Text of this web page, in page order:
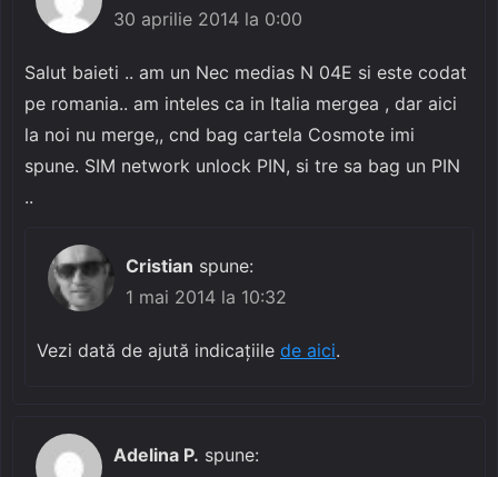
30 aprilie 2014 la 0:00
Salut baieti .. am un Nec medias N 04E si este codat
pe romania.. am inteles ca in Italia mergea , dar aici
la noi nu merge,, cnd bag cartela Cosmote imi
spune. SIM network unlock PIN, si tre sa bag un PIN
..
Cristian spune:
1 mai 2014 la 10:32
Vezi dată de ajută indicațiile de aici.
Adelina P. spune: